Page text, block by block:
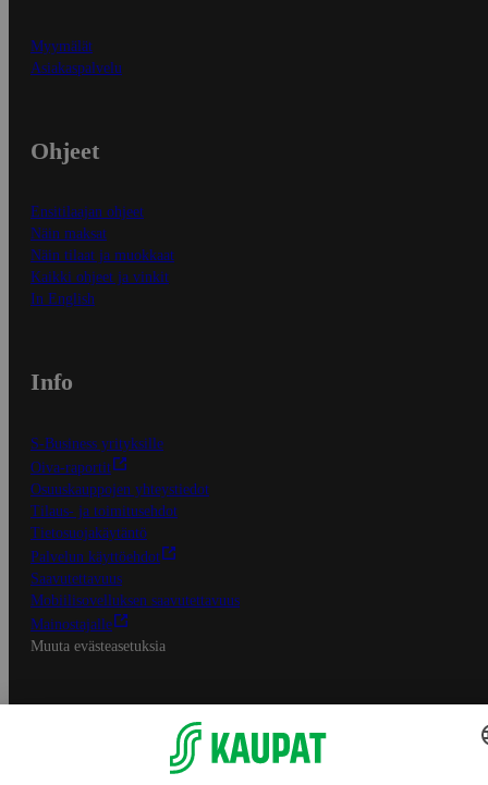
Myymälät
Asiakaspalvelu
Ohjeet
Ensitilaajan ohjeet
Näin maksat
Näin tilaat ja muokkaat
Kaikki ohjeet ja vinkit
In English
Info
S-Business yrityksille
Oiva-raportit
Osuuskauppojen yhteystiedot
Tilaus- ja toimitusehdot
Tietosuojakäytäntö
Palvelun käyttöehdot
Saavutettavuus
Mobiilisovelluksen saavutettavuus
Mainostajalle
Muuta evästeasetuksia
S-ryhmän palvelut